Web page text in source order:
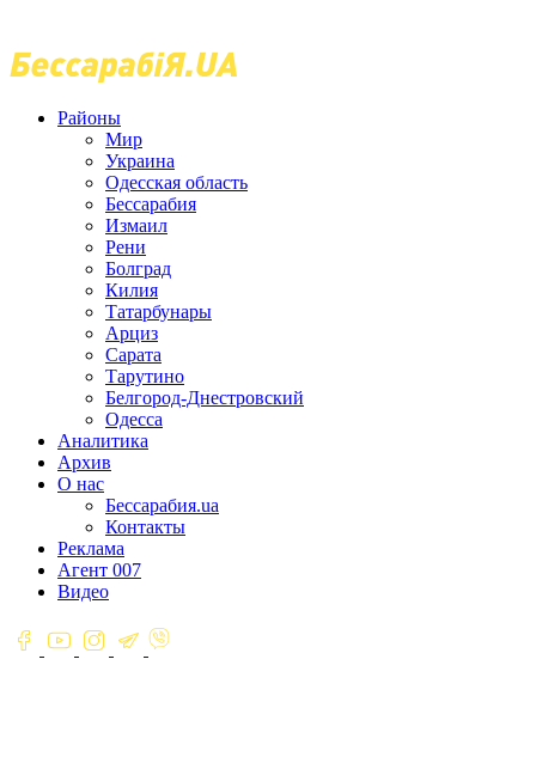
Районы
Мир
Украина
Одесская область
Бессарабия
Измаил
Рени
Болград
Килия
Татарбунары
Арциз
Сарата
Тарутино
Белгород-Днестровский
Одесса
Аналитика
Архив
О нас
Бессарабия.ua
Контакты
Реклама
Агент 007
Видео